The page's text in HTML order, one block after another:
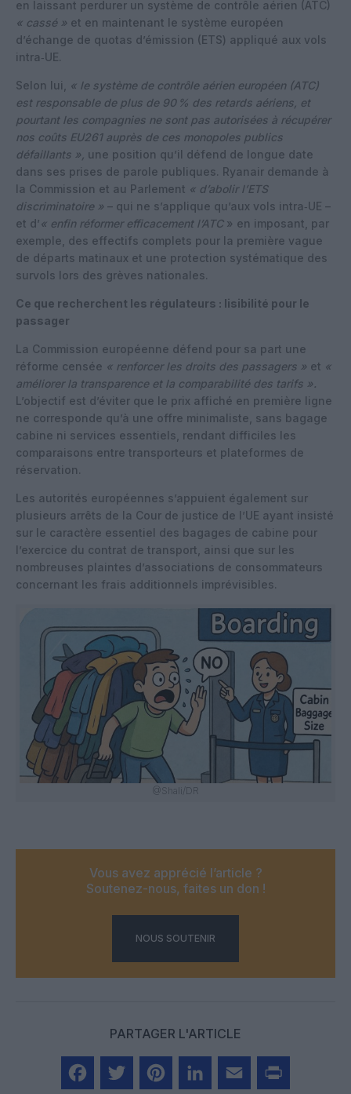
en laissant perdurer un système de contrôle aérien (ATC)
« cassé » et en maintenant le système européen
d’échange de quotas d’émission (ETS) appliqué aux vols
intra‑UE.
Selon lui,
« le système de contrôle aérien européen (ATC)
est responsable de plus de 90 % des retards aériens, et
pourtant les compagnies ne sont pas autorisées à récupérer
nos coûts EU261 auprès de ces monopoles publics
défaillants », une position qu’il défend de longue date
dans ses prises de parole publiques. Ryanair demande à
la Commission et au Parlement « d’abolir l’ETS
discriminatoire » – qui ne s’applique qu’aux vols intra‑UE –
et d’« enfin réformer efficacement l’ATC» en imposant, par
exemple, des effectifs complets pour la première vague
de départs matinaux et une protection systématique des
survols lors des grèves nationales.
Ce que recherchent les régulateurs : lisibilité pour le
passager
La Commission européenne défend pour sa part une
réforme censée « renforcer les droits des passagers » et «
améliorer la transparence et la comparabilité des tarifs ».
L’objectif est d’éviter que le prix affiché en première ligne
ne corresponde qu’à une offre minimaliste, sans bagage
cabine ni services essentiels, rendant difficiles les
comparaisons entre transporteurs et plateformes de
réservation.
Les autorités européennes s’appuient également sur
plusieurs arrêts de la Cour de justice de l’UE ayant insisté
sur le caractère essentiel des bagages de cabine pour
l’exercice du contrat de transport, ainsi que sur les
nombreuses plaintes d’associations de consommateurs
concernant les frais additionnels imprévisibles.
@Shali/DR
Vous avez apprécié l’article ?
Soutenez-nous, faites un don !
NOUS SOUTENIR
PARTAGER L'ARTICLE